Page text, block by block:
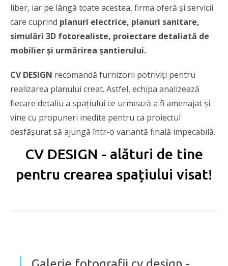
liber, iar pe lângă toate acestea, firma oferă și servicii
care cuprind planuri electrice, planuri sanitare,
simulări 3D fotorealiste, proiectare detaliată de
mobilier și urmărirea șantierului.
CV DESIGN recomandă furnizorii potriviți pentru
realizarea planului creat. Astfel, echipa analizează
fiecare detaliu a spațiului ce urmează a fi amenajat și
vine cu propuneri inedite pentru ca proiectul
desfășurat să ajungă într-o variantă finală impecabilă.
CV DESIGN - alături de tine
pentru crearea spațiului visat!